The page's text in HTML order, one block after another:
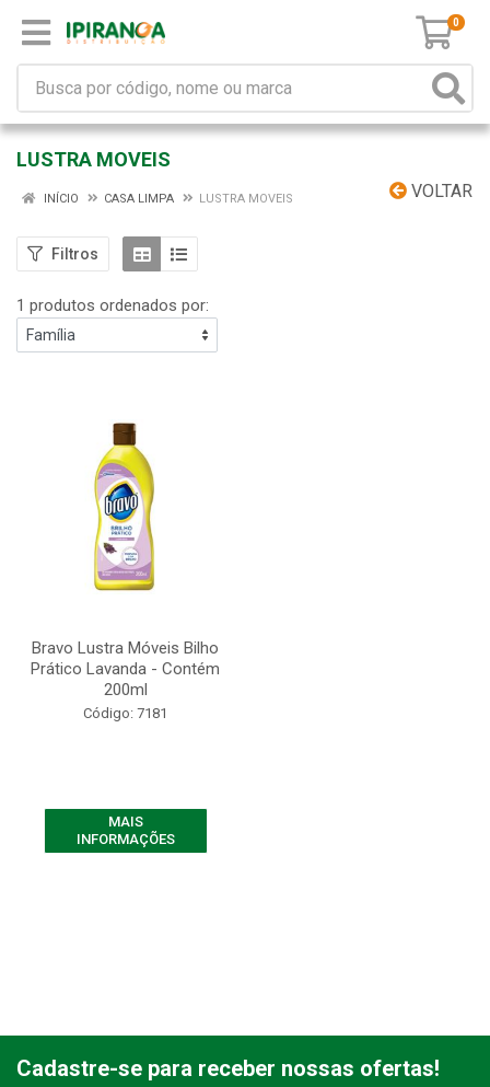
0
LUSTRA MOVEIS
VOLTAR
INÍCIO CASA LIMPA LUSTRA MOVEIS
Filtros
1 produtos ordenados por:
Bravo Lustra Móveis Bilho
Prático Lavanda - Contém
200ml
Código: 7181
MAIS
INFORMAÇÕES
Cadastre-se para receber nossas ofertas!